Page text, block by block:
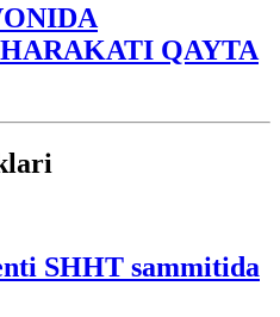
QAYTA
SHHT sammitida